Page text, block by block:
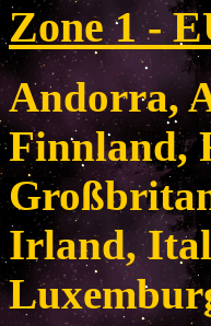
Zone 1 -
Andorra,
Finnland,
Irland,